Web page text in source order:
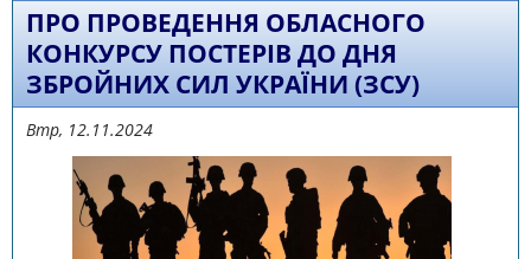
ПРО ПРОВЕДЕННЯ ОБЛАСНОГО
КОНКУРСУ ПОСТЕРІВ ДО ДНЯ
ЗБРОЙНИХ СИЛ УКРАЇНИ (ЗСУ)
Втр, 12.11.2024